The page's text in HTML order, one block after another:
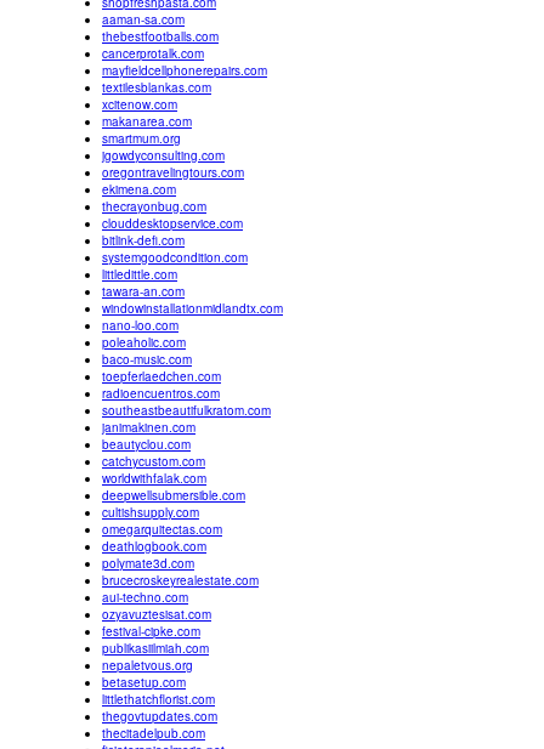
aaman-sa.com
thebestfootballs.com
cancerprotalk.com
mayfieldcellphonerepairs.com
textilesblankas.com
xcitenow.com
makanarea.com
smartmum.org
jgowdyconsulting.com
oregontravelingtours.com
ekimena.com
thecrayonbug.com
clouddesktopservice.com
bitlink-defi.com
systemgoodcondition.com
littledittle.com
tawara-an.com
windowinstallationmidlandtx.com
nano-loo.com
poleaholic.com
baco-music.com
toepferlaedchen.com
radioencuentros.com
southeastbeautifulkratom.com
janimakinen.com
beautyclou.com
catchycustom.com
worldwithfalak.com
deepwellsubmersible.com
cultishsupply.com
omegarquitectas.com
deathlogbook.com
polymate3d.com
brucecroskeyrealestate.com
aui-techno.com
ozyavuztesisat.com
festival-cipke.com
publikasiilmiah.com
nepaletvous.org
betasetup.com
littlethatchflorist.com
thegovtupdates.com
thecitadelpub.com